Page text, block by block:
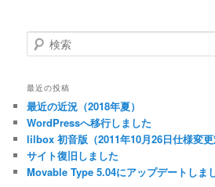
検
索
最近の投稿
最近の近況（2018年夏）
WordPressへ移行しました
lilbox 初音版（2011年10月26日仕様変更
サイト復旧しました
Movable Type 5.04にアップデートしま